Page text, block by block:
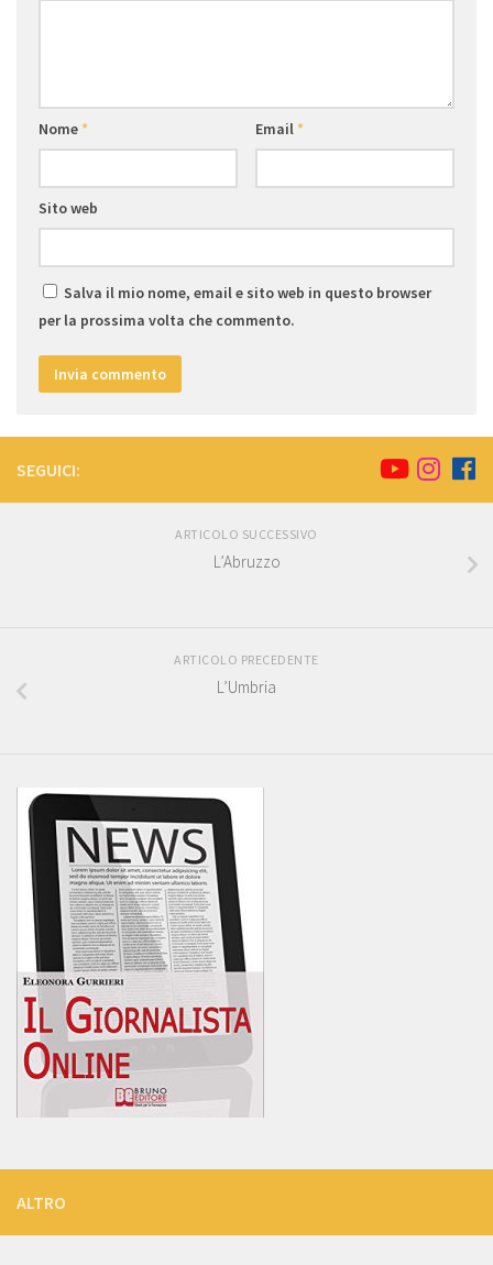
Nome* Email *
Sito web
Salva il mio nome, email e sito web in questo browser
per la prossima volta che commento.
SEGUICI:
ARTICOLO SUCCESSIVO
L’Abruzzo
ARTICOLO PRECEDENTE
L’Umbria
ALTRO